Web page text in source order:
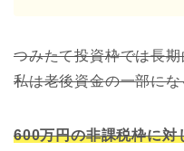
つみたて投資枠では長
私は老後資金の一部に
600万円の非課税枠に対